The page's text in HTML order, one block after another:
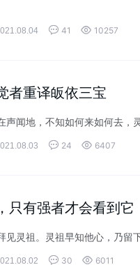
 41  10257
者重译皈依三宝
闻地，不知如何来如何去，
 24  6407
只有强者才会看到它
祖。灵祖早知他心，乃留下
 30  6011